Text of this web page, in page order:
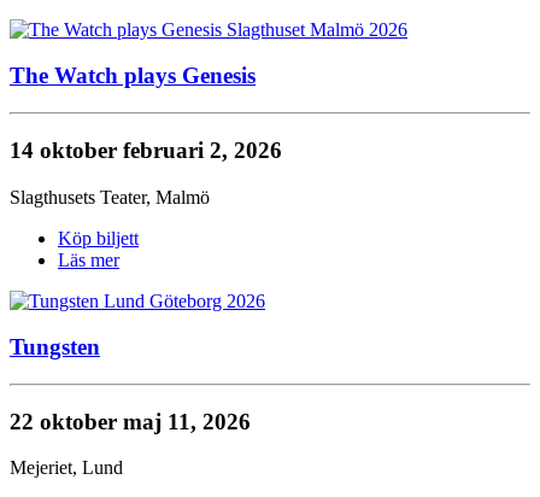
The Watch plays Genesis
14 oktober februari 2, 2026
Slagthusets Teater, Malmö
Köp biljett
Läs mer
Tungsten
22 oktober maj 11, 2026
Mejeriet, Lund